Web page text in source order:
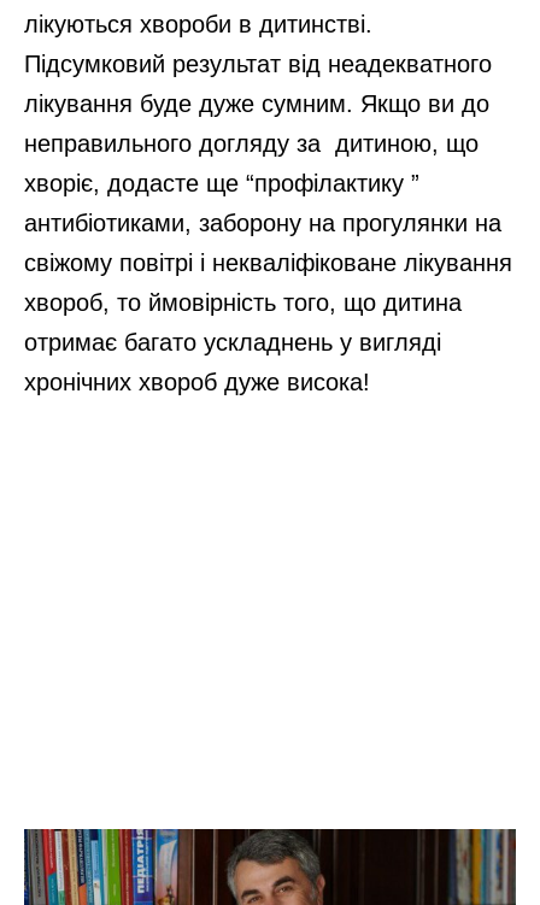
лікуються хвороби в дитинстві.
Підсумковий результат від неадекватного
лікування буде дуже сумним. Якщо ви до
неправильного догляду за дитиною, що
хворіє, додасте ще “профілактику ”
антибіотиками, заборону на прогулянки на
свіжому повітрі і некваліфіковане лікування
хвороб, то ймовірність того, що дитина
отримає багато ускладнень у вигляді
хронічних хвороб дуже висока!